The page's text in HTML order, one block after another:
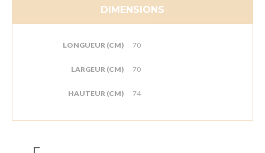
DIMENSIONS
LONGUEUR (CM) 70
LARGEUR (CM) 70
HAUTEUR (CM) 74